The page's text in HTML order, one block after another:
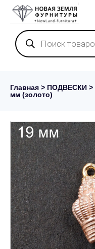
Поиск
товаров
Главная > ПОДВЕСКИ >
мм (золото)